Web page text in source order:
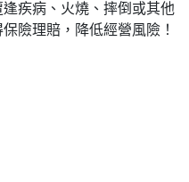
疾病、火燒、摔倒或其他
險理賠，降低經營風險！